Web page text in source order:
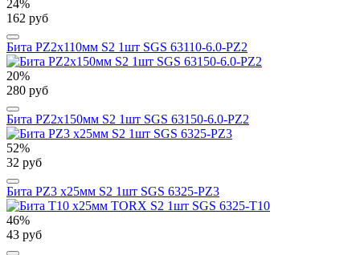
24%
162 руб
Бита PZ2х110мм S2 1шт SGS 63110-6.0-PZ2
20%
280 руб
Бита PZ2х150мм S2 1шт SGS 63150-6.0-PZ2
52%
32 руб
Бита PZ3 х25мм S2 1шт SGS 6325-PZ3
46%
43 руб